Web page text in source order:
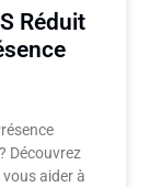
Réduit
Découvrez
aider à